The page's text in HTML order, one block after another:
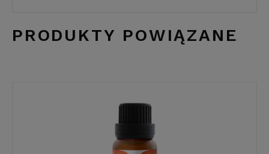
PRODUKTY POWIĄZANE